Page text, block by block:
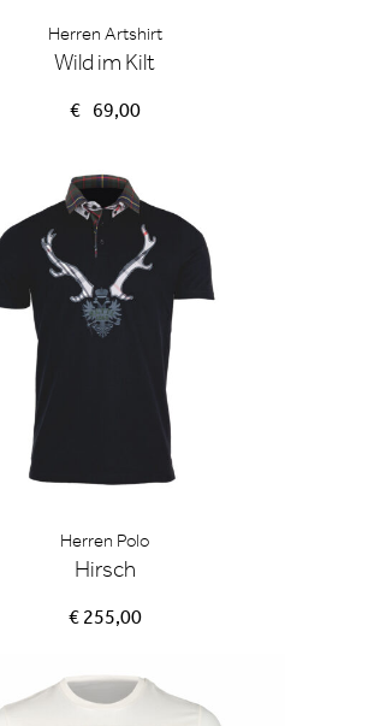
Herren Artshirt
Wild im Kilt
€ 69,00
Herren Polo
Hirsch
€ 255,00